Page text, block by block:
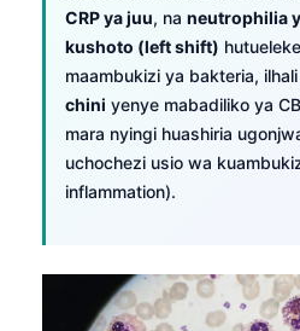
CRP ya juu, na neutrophilia
kushoto (left shift)
maambukizi ya bakteria, ilhali
chini yenye mabadiliko ya
mara nyingi huashiria
uchochezi usio wa
inflammation).
سنڌي
Galego
Latviešu valoda
Македонски јазик
Euskara
Gàidhlig